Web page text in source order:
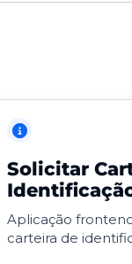
Solicitar
Aplicação
carteira de